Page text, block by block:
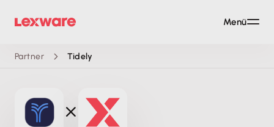
Partner Tidely
Menü